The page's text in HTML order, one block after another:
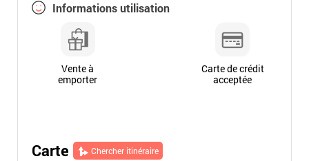
Informations utilisation
Vente à
emporter
Carte de crédit
acceptée
Carte Chercher itinéraire